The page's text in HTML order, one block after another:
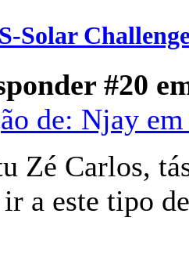
Solar
#20
de: Njay
Zé Carlos,
ir a este tipo